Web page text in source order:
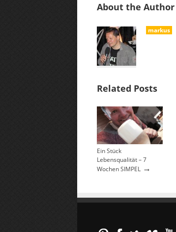
About the Author
markus
Related Posts
Ein Stück
Lebensqualität – 7
Wochen SIMPEL →